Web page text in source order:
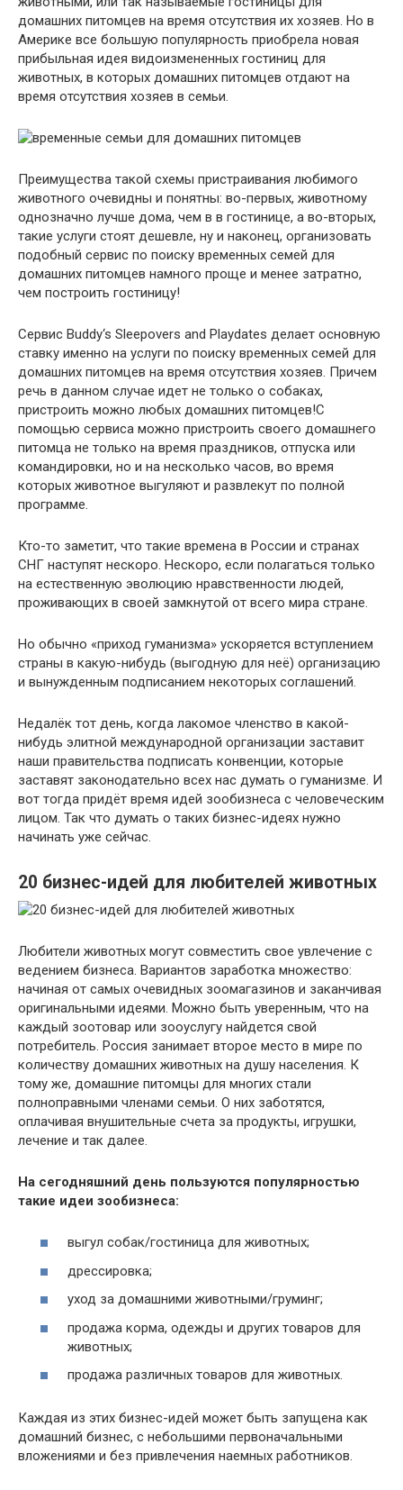
домашних питомцев на время отсутствия их хозяев. Но в
Америке все большую популярность приобрела новая
прибыльная идея видоизмененных гостиниц для
животных, в которых домашних питомцев отдают на
время отсутствия хозяев в семьи.
Преимущества такой схемы пристраивания любимого
животного очевидны и понятны: во-первых, животному
однозначно лучше дома, чем в в гостинице, а во-вторых,
такие услуги стоят дешевле, ну и наконец, организовать
подобный сервис по поиску временных семей для
домашних питомцев намного проще и менее затратно,
чем построить гостиницу!
Сервис Buddy‘s Sleepovers and Playdates делает основную
ставку именно на услуги по поиску временных семей для
домашних питомцев на время отсутствия хозяев. Причем
речь в данном случае идет не только о собаках,
пристроить можно любых домашних питомцев!С
помощью сервиса можно пристроить своего домашнего
питомца не только на время праздников, отпуска или
командировки, но и на несколько часов, во время
которых животное выгуляют и развлекут по полной
программе.
Кто-то заметит, что такие времена в России и странах
СНГ наступят нескоро. Нескоро, если полагаться только
на естественную эволюцию нравственности людей,
проживающих в своей замкнутой от всего мира стране.
Но обычно «приход гуманизма» ускоряется вступлением
страны в какую-нибудь (выгодную для неё) организацию
и вынужденным подписанием некоторых соглашений.
Недалёк тот день, когда лакомое членство в какой-
нибудь элитной международной организации заставит
наши правительства подписать конвенции, которые
заставят законодательно всех нас думать о гуманизме. И
вот тогда придёт время идей зообизнеса с человеческим
лицом. Так что думать о таких бизнес-идеях нужно
начинать уже сейчас.
20 бизнес-идей для любителей животных
Любители животных могут совместить свое увлечение с
ведением бизнеса. Вариантов заработка множество:
начиная от самых очевидных зоомагазинов и заканчивая
оригинальными идеями. Можно быть уверенным, что на
каждый зоотовар или зооуслугу найдется свой
потребитель. Россия занимает второе место в мире по
количеству домашних животных на душу населения. К
тому же, домашние питомцы для многих стали
полноправными членами семьи. О них заботятся,
оплачивая внушительные счета за продукты, игрушки,
лечение и так далее.
На сегодняшний день пользуются популярностью
такие идеи зообизнеса:
выгул собак/гостиница для животных;
дрессировка;
уход за домашними животными/груминг;
продажа корма, одежды и других товаров для
животных;
продажа различных товаров для животных.
Каждая из этих бизнес-идей может быть запущена как
домашний бизнес, с небольшими первоначальными
вложениями и без привлечения наемных работников.